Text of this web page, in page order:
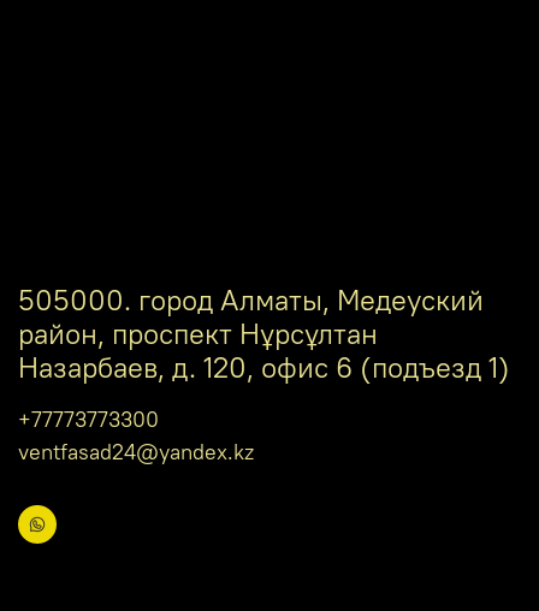
505000. город Алматы, Медеуский
район, проспект Нұрсұлтан
Назарбаев, д. 120, офис 6 (подъезд 1)
+77773773300
ventfasad24@yandex.kz